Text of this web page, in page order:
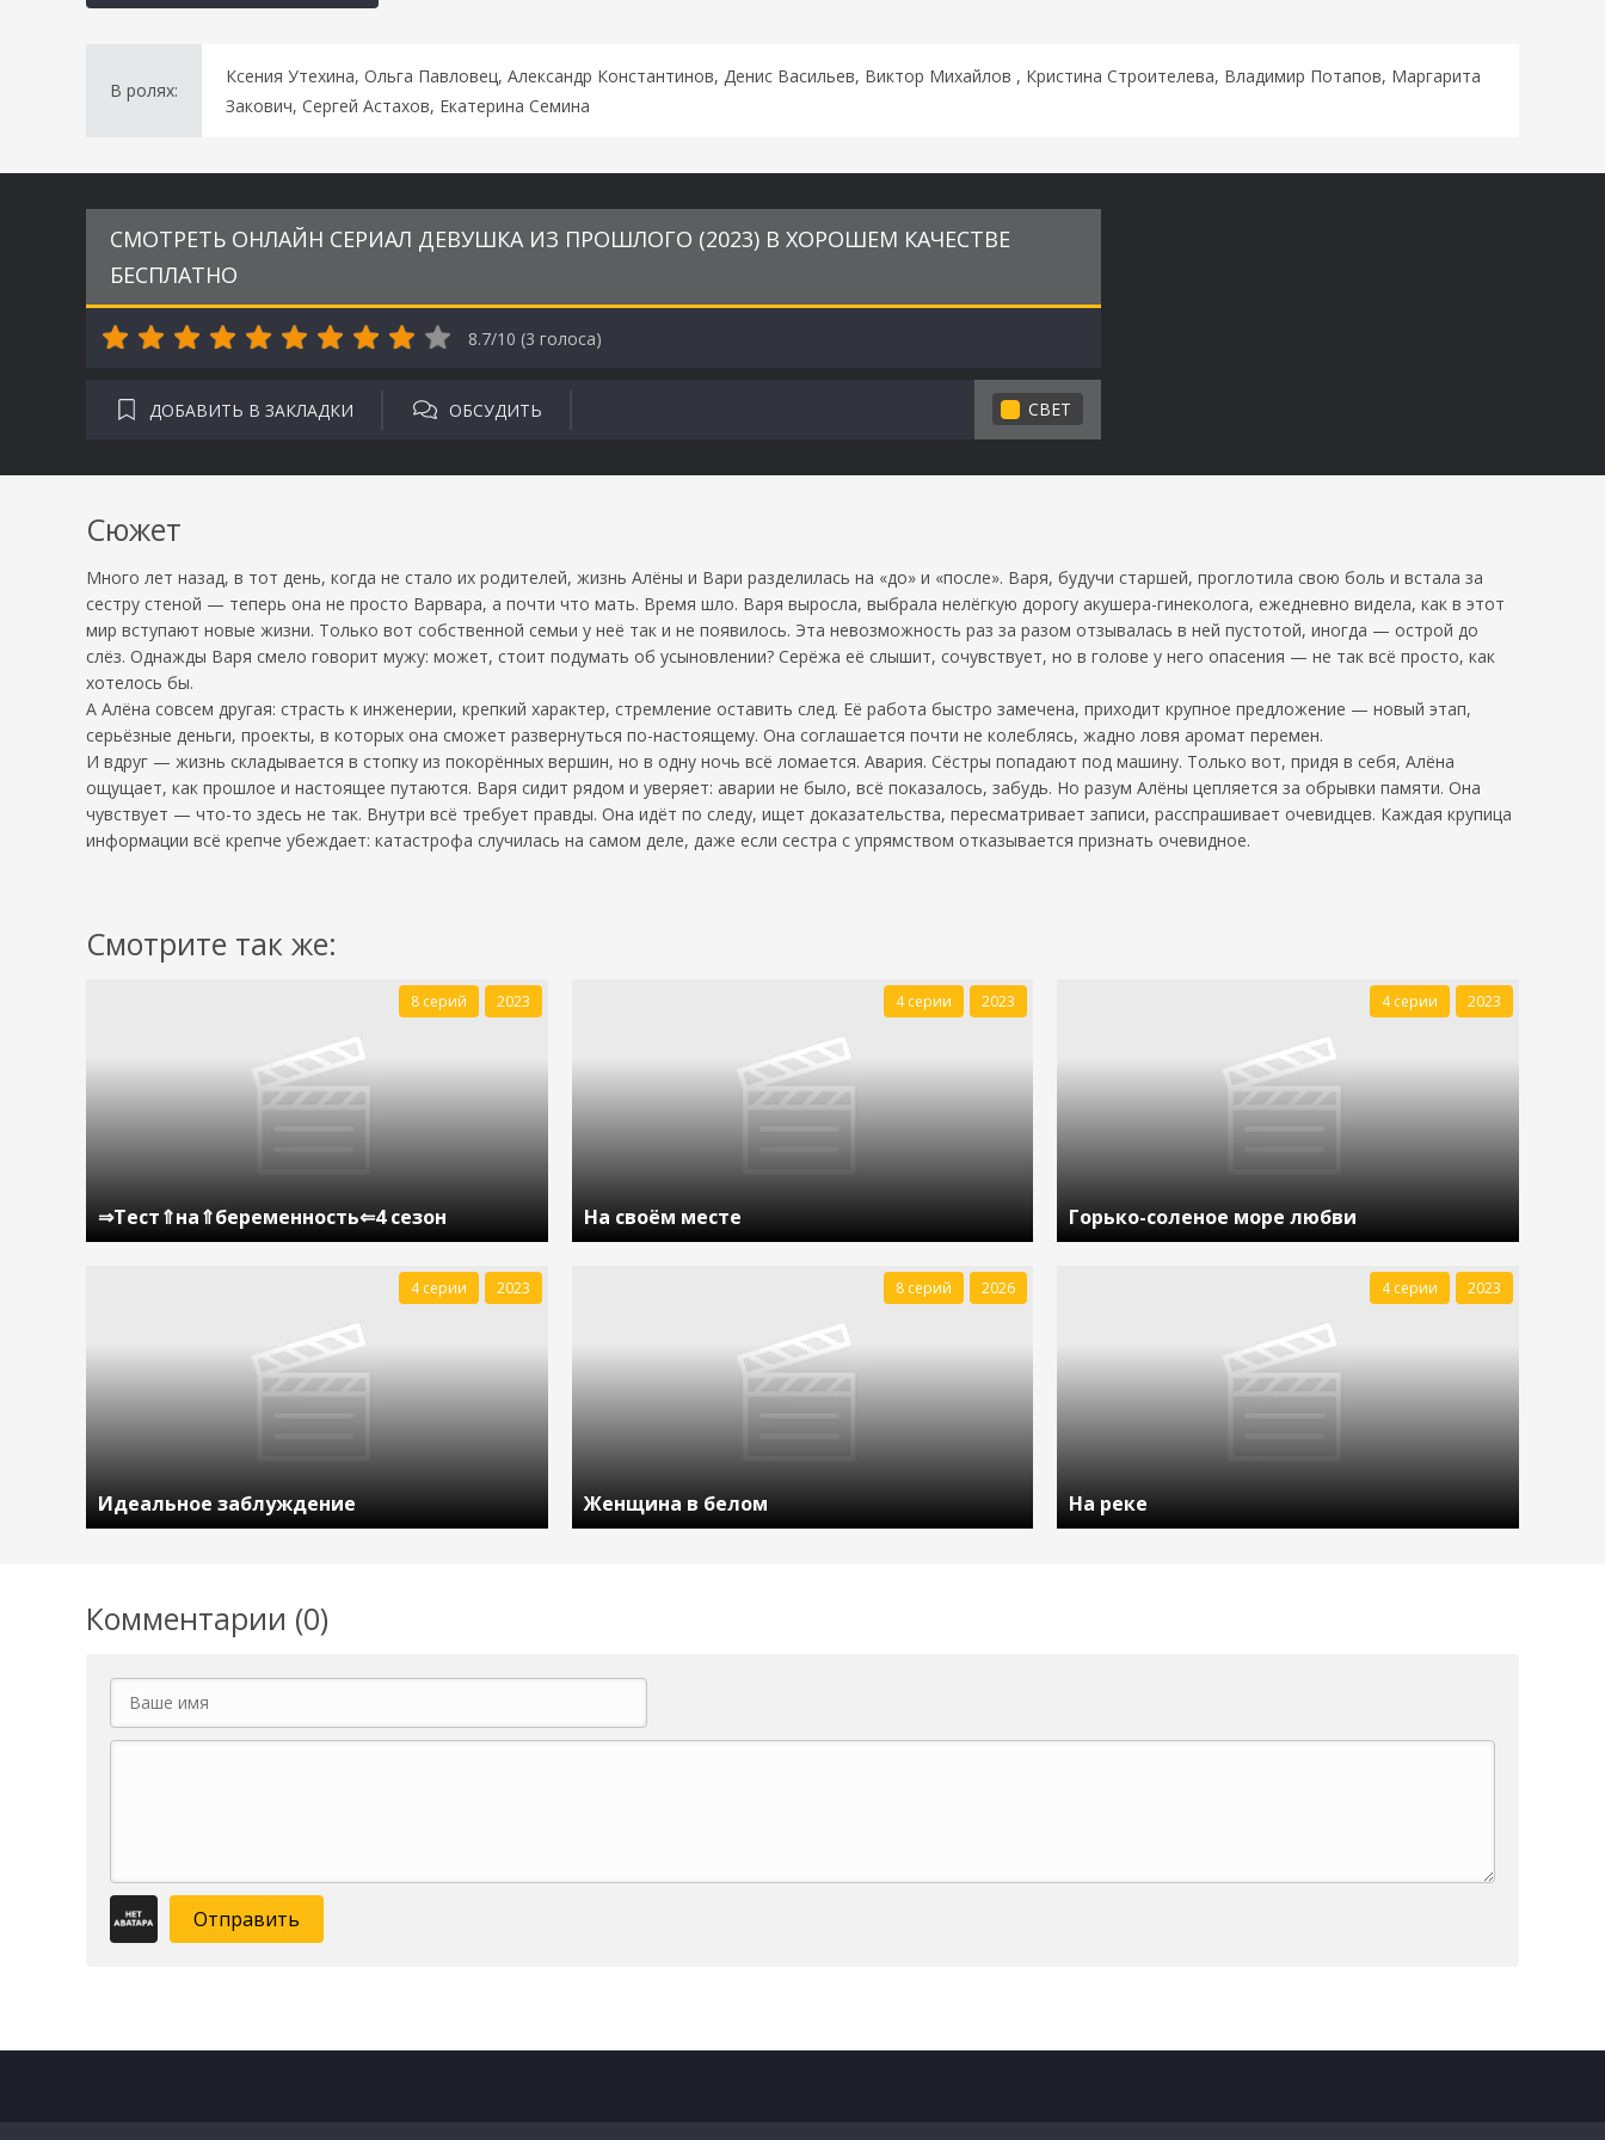
В ролях:
Ксения Утехина, Ольга Павловец, Александр Константинов, Денис Васильев, Виктор Михайлов , Кристина Строителева, Владимир Потапов, Маргарита
Закович, Сергей Астахов, Екатерина Семина
СМОТРЕТЬ ОНЛАЙН СЕРИАЛ ДЕВУШКА ИЗ ПРОШЛОГО (2023) В ХОРОШЕМ КАЧЕСТВЕ
БЕСПЛАТНО
8.7/10 (3 голоса)
ДОБАВИТЬ В ЗАКЛАДКИ ОБСУДИТЬ СВЕТ
Сюжет
Много лет назад, в тот день, когда не стало их родителей, жизнь Алёны и Вари разделилась на «до» и «после». Варя, будучи старшей, проглотила свою боль и встала за
сестру стеной — теперь она не просто Варвара, а почти что мать. Время шло. Варя выросла, выбрала нелёгкую дорогу акушера-гинеколога, ежедневно видела, как в этот
мир вступают новые жизни. Только вот собственной семьи у неё так и не появилось. Эта невозможность раз за разом отзывалась в ней пустотой, иногда — острой до
слёз. Однажды Варя смело говорит мужу: может, стоит подумать об усыновлении? Серёжа её слышит, сочувствует, но в голове у него опасения — не так всё просто, как
хотелось бы.
А Алёна совсем другая: страсть к инженерии, крепкий характер, стремление оставить след. Её работа быстро замечена, приходит крупное предложение — новый этап,
серьёзные деньги, проекты, в которых она сможет развернуться по-настоящему. Она соглашается почти не колеблясь, жадно ловя аромат перемен.
И вдруг — жизнь складывается в стопку из покорённых вершин, но в одну ночь всё ломается. Авария. Сёстры попадают под машину. Только вот, придя в себя, Алёна
ощущает, как прошлое и настоящее путаются. Варя сидит рядом и уверяет: аварии не было, всё показалось, забудь. Но разум Алёны цепляется за обрывки памяти. Она
чувствует — что-то здесь не так. Внутри всё требует правды. Она идёт по следу, ищет доказательства, пересматривает записи, расспрашивает очевидцев. Каждая крупица
информации всё крепче убеждает: катастрофа случилась на самом деле, даже если сестра с упрямством отказывается признать очевидное.
Смотрите так же:
⇒Тест⇑на⇑беременность⇐4 сезон
8 серий 2023
На своём месте
4 серии 2023
Горько-соленое море любви
4 серии 2023
Идеальное заблуждение
4 серии 2023
Женщина в белом
8 серий 2026
На реке
4 серии 2023
Комментарии (0)
Отправить